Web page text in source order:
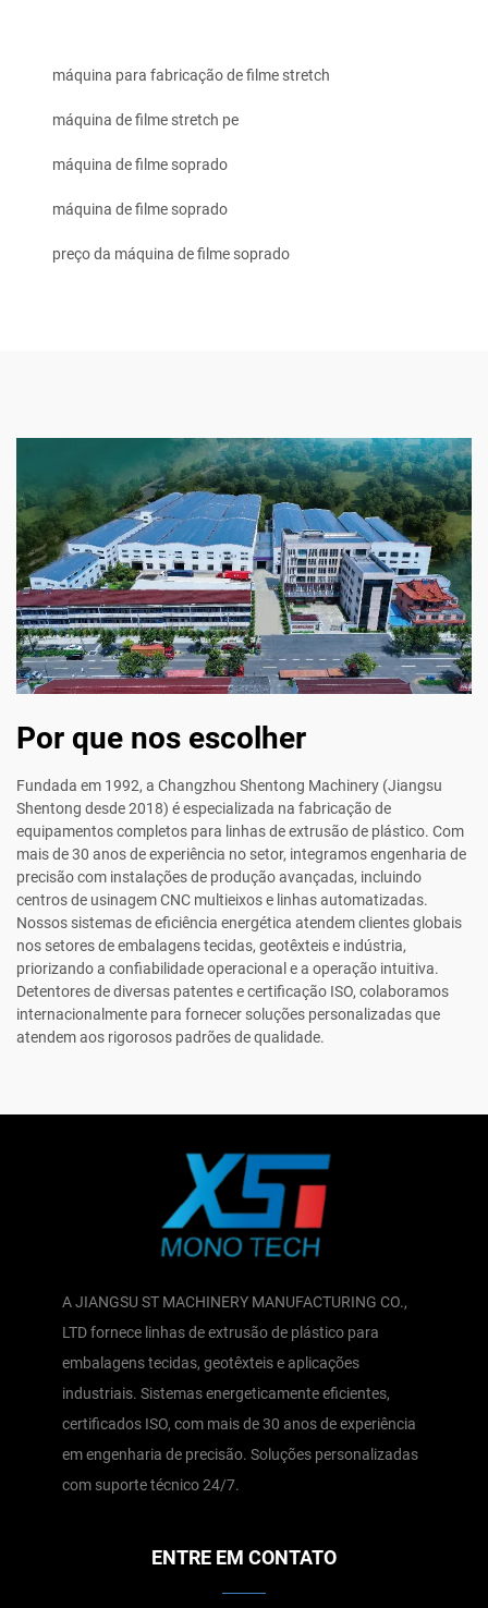
máquina para fabricação de filme stretch
máquina de filme stretch pe
máquina de filme soprado
máquina de filme soprado
preço da máquina de filme soprado
Por que nos escolher
Fundada em 1992, a Changzhou Shentong Machinery (Jiangsu
Shentong desde 2018) é especializada na fabricação de
equipamentos completos para linhas de extrusão de plástico. Com
mais de 30 anos de experiência no setor, integramos engenharia de
precisão com instalações de produção avançadas, incluindo
centros de usinagem CNC multieixos e linhas automatizadas.
Nossos sistemas de eficiência energética atendem clientes globais
nos setores de embalagens tecidas, geotêxteis e indústria,
priorizando a confiabilidade operacional e a operação intuitiva.
Detentores de diversas patentes e certificação ISO, colaboramos
internacionalmente para fornecer soluções personalizadas que
atendem aos rigorosos padrões de qualidade.
A JIANGSU ST MACHINERY MANUFACTURING CO.,
LTD fornece linhas de extrusão de plástico para
embalagens tecidas, geotêxteis e aplicações
industriais. Sistemas energeticamente eficientes,
certificados ISO, com mais de 30 anos de experiência
em engenharia de precisão. Soluções personalizadas
com suporte técnico 24/7.
ENTRE EM CONTATO